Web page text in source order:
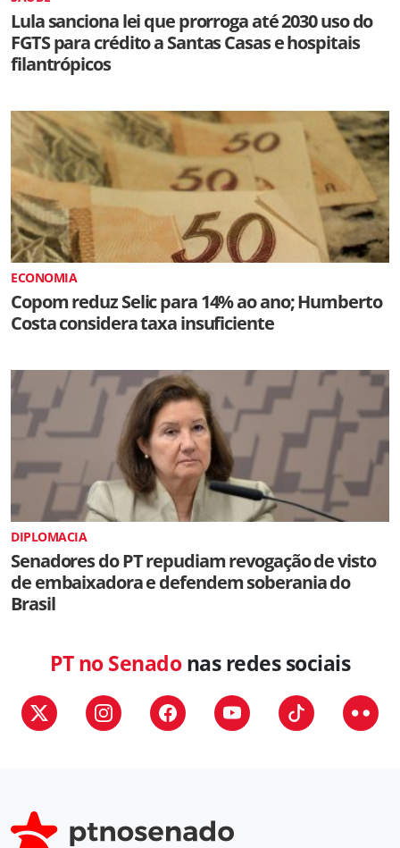
Lula sanciona lei que prorroga até 2030 uso do
FGTS para crédito a Santas Casas e hospitais
filantrópicos
ECONOMIA
Copom reduz Selic para 14% ao ano; Humberto
Costa considera taxa insuficiente
DIPLOMACIA
Senadores do PT repudiam revogação de visto
de embaixadora e defendem soberania do
Brasil
PT no Senadonas redes sociais